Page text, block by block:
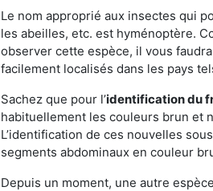
Le nom approprié aux insectes qui
les abeilles, etc. est hyménoptère.
observer cette espèce, il vous
facilement localisés dans les pays
Sachez que pour l’identification du
habituellement les couleurs brun et
L’identification de ces nouvelles
segments abdominaux en couleur
Depuis un moment, une autre